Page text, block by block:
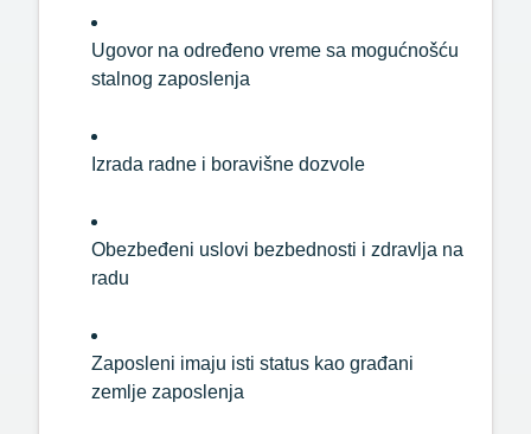
Ugovor na određeno vreme sa mogućnošću
stalnog zaposlenja
Izrada radne i boravišne dozvole
Obezbeđeni uslovi bezbednosti i zdravlja na
radu
Zaposleni imaju isti status kao građani
zemlje zaposlenja